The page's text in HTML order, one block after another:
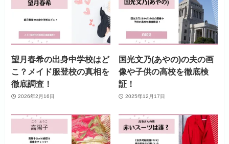
望月春希の出身中学校はど
こ？メイド服登校の真相を
徹底調査！
2026年2月16日
国光文乃(あやの)の夫の画
像や子供の高校を徹底検
証！
2025年12月17日